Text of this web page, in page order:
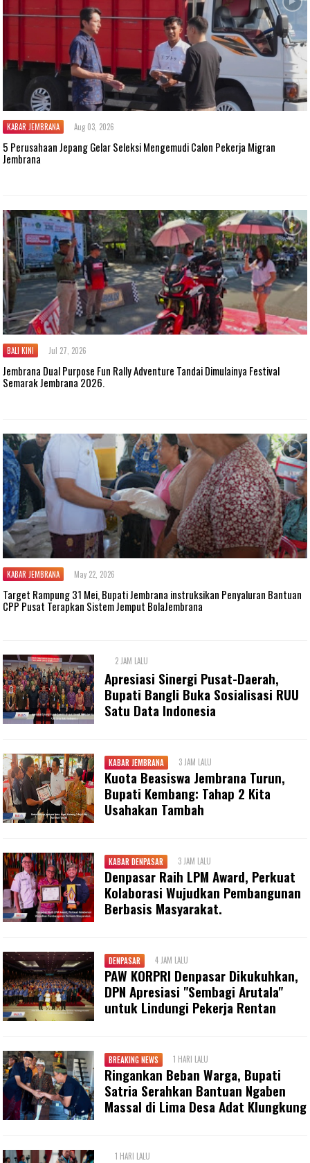
KABAR JEMBRANA Aug 03, 2026
5 Perusahaan Jepang Gelar Seleksi Mengemudi Calon Pekerja Migran
Jembrana
BALI KINI Jul 27, 2026
Jembrana Dual Purpose Fun Rally Adventure Tandai Dimulainya Festival
Semarak Jembrana 2026.
KABAR JEMBRANA May 22, 2026
Target Rampung 31 Mei, Bupati Jembrana instruksikan Penyaluran Bantuan
CPP Pusat Terapkan Sistem Jemput BolaJembrana
2 JAM LALU
Apresiasi Sinergi Pusat-Daerah,
Bupati Bangli Buka Sosialisasi RUU
Satu Data Indonesia
KABAR JEMBRANA 3 JAM LALU
Kuota Beasiswa Jembrana Turun,
Bupati Kembang: Tahap 2 Kita
Usahakan Tambah
KABAR DENPASAR 3 JAM LALU
Denpasar Raih LPM Award, Perkuat
Kolaborasi Wujudkan Pembangunan
Berbasis Masyarakat.
DENPASAR 4 JAM LALU
PAW KORPRI Denpasar Dikukuhkan,
DPN Apresiasi "Sembagi Arutala"
untuk Lindungi Pekerja Rentan
BREAKING NEWS 1 HARI LALU
Ringankan Beban Warga, Bupati
Satria Serahkan Bantuan Ngaben
Massal di Lima Desa Adat Klungkung
1 HARI LALU